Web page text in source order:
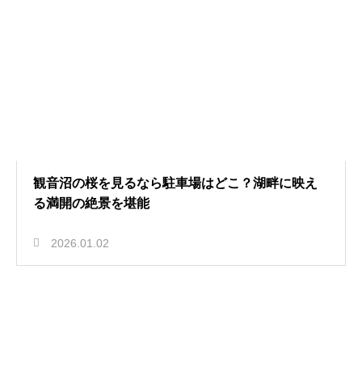
観音沼の桜を見るなら駐車場はどこ？湖畔に映え
る満開の絶景を堪能
2026.01.02